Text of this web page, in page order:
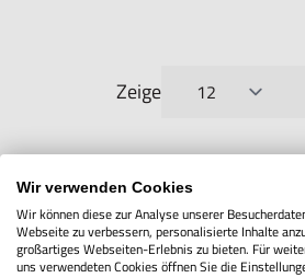
Zeige
pro Seite
Wir verwenden Cookies
Wir können diese zur Analyse unserer
Webseite zu verbessern, personalisierte Inhalte
großartiges Webseiten-Erlebnis zu bieten. Für
uns verwendeten Cookies öffnen Sie die